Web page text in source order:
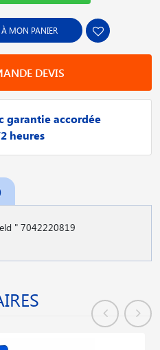
À MON PANIER
DEVIS
garantie accordée
heures
" 7042220819